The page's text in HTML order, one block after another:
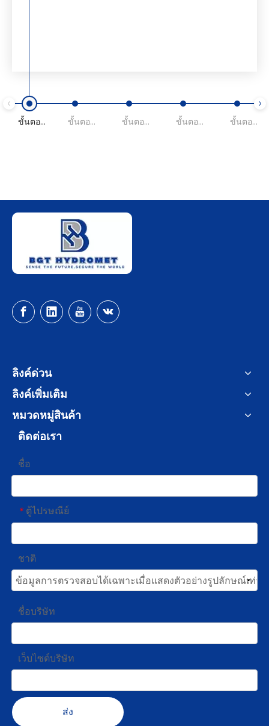
ขั้นตอนที่ 1 ขั้นตอนที่ 2 ขั้นตอนที่ 3 ขั้นตอนที่ 4 ขั้นตอนที่ 5
ลิงค์ด่วน
ลิงค์เพิ่มเติม
หมวดหมู่สินค้า
ติดต่อเรา
ชื่อ
* ตู้ไปรษณีย์
ชาติ
ชื่อบริษัท
เว็บไซต์บริษัท
ส่ง